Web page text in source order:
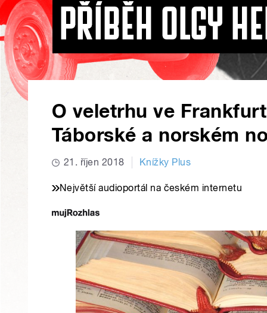
O veletrhu ve
Táborské a norském
21. říjen 2018 Knížky Plus
Největší audioportál na českém internetu